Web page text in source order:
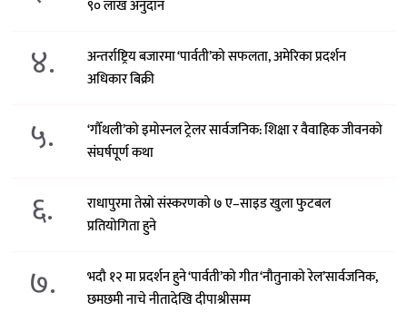
९० लाख अनुदान
४.
अन्तर्राष्ट्रिय बजारमा ‘पार्वती’को सफलता, अमेरिका प्रदर्शन
अधिकार बिक्री
५.
‘गौँथली’को इमोस्नल ट्रेलर सार्वजनिक: शिक्षा र वैवाहिक जीवनको
संघर्षपूर्ण कथा
६.
राधापुरमा तेस्रो संस्करणको ७ ए–साइड खुला फुटबल
प्रतियोगिता हुने
७.
भदौ १२ मा प्रदर्शन हुने ‘पार्वती’को गीत ‘नौतुनाको रेल’सार्वजनिक,
छमछमी नाचे नीतादेखि दीपाश्रीसम्म